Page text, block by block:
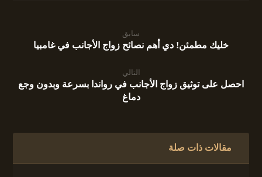
سابق
خليك مطمئن! دي أهم نصائح زواج الأجانب في غامبيا
التالي
احصل على توثيق زواج الأجانب في رواندا بسرعة وبدون وجع
دماغ
مقالات ذات صلة